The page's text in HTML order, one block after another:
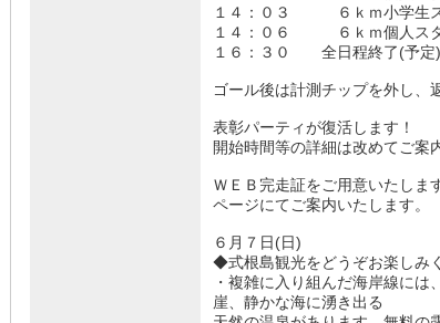
１４：０３ ６ｋｍ小学生ス
１４：０６ ６ｋｍ個人
１６：３０ 全日程終了(予
ゴール後は計測チップを外し、
表彰パーティが復活します！
開始時間等の詳細は改めてご案
ＷＥＢ完走証をご用意いたしま
ページにてご案内いたします。
６月７日(日)
◆式根島観光をどうぞお楽しみ
・複雑に入り組んだ海岸線に
崖、静かな海に湧き出る